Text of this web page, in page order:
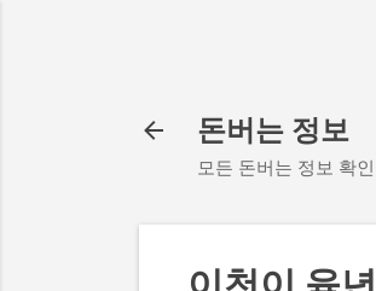
돈버는 정보
모든 돈버는 정보 확